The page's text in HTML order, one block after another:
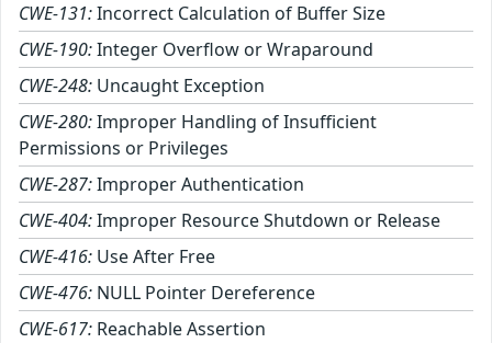
CWE-131:Incorrect Calculation of Buffer Size
CWE-190:Integer Overflow or Wraparound
CWE-248: Uncaught Exception
CWE-280:Improper Handling of Insufficient
Permissions or Privileges
CWE-287:Improper Authentication
CWE-404:Improper Resource Shutdown or Release
CWE-416: Use After Free
CWE-476: NULL Pointer Dereference
CWE-617: Reachable Assertion